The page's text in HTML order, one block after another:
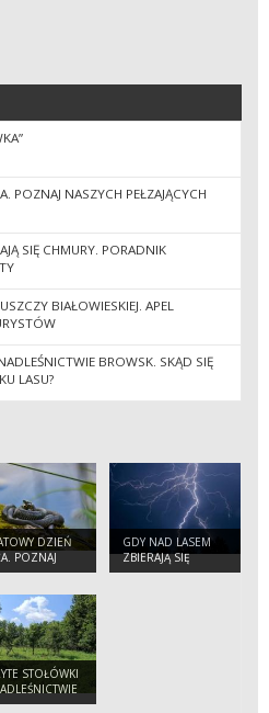
POZNAJ NASZYCH PEŁZAJĄCYCH
SIĘ CHMURY. PORADNIK
BIAŁOWIESKIEJ. APEL
BROWSK. SKĄD SIĘ
LASU?
DZIEŃ
POZNAJ
GDY NAD LASEM
ZBIERAJĄ SIĘ
CHMURY.
STOŁÓWKI
SKĄD SIĘ